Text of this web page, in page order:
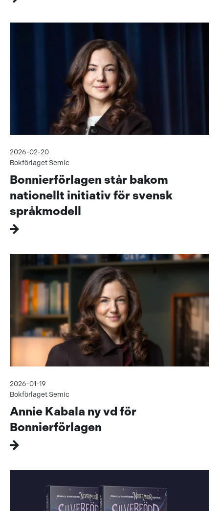
2026-02-20
Bokförlaget Semic
Bonnierförlagen står bakom
nationellt initiativ för svensk
språkmodell
2026-01-19
Bokförlaget Semic
Annie Kabala ny vd för
Bonnierförlagen